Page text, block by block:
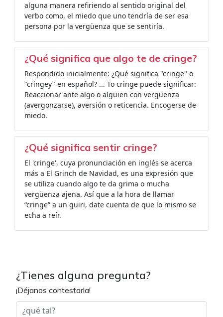
alguna manera refiriendo al sentido original del
verbo como, el miedo que uno tendría de ser esa
persona por la vergüenza que se sentiría.
¿Qué significa que algo te de cringe?
Respondido inicialmente: ¿Qué significa "cringe" o
"cringey" en español? ... To cringe puede significar:
Reaccionar ante algo o alguien con vergüenza
(avergonzarse), aversión o reticencia. Encogerse de
miedo.
¿Qué significa sentir cringe?
El 'cringe', cuya pronunciación en inglés se acerca
más a El Grinch de Navidad, es una expresión que
se utiliza cuando algo te da grima o mucha
vergüenza ajena. Así que a la hora de llamar
“cringe” a un guiri, date cuenta de que lo mismo se
echa a reír.
¿Tienes alguna pregunta?
¡Déjanos contestarla!